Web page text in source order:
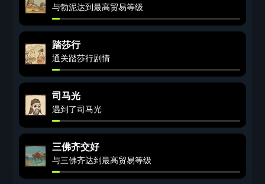
与勃泥达到最高贸易等级
踏莎行
通关踏莎行剧情
司马光
遇到了司马光
三佛齐交好
与三佛齐达到最高贸易等级